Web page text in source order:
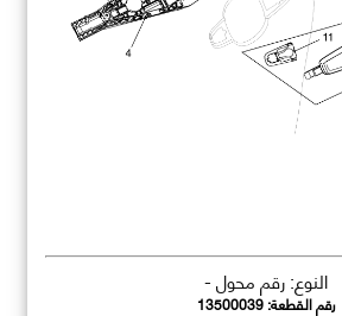
النوع: رقم محول -
رقم القطعة:13500039